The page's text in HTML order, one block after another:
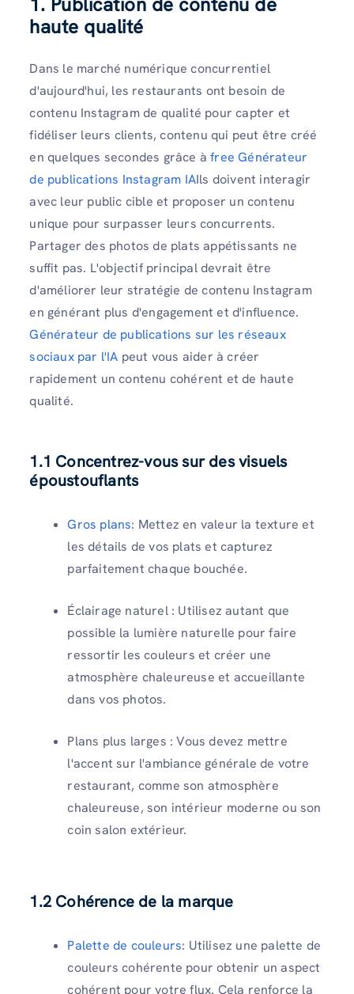
haute qualité
Dans le marché numérique concurrentiel
d'aujourd'hui, les restaurants ont besoin de
contenu Instagram de qualité pour capter et
fidéliser leurs clients, contenu qui peut être créé
en quelques secondes grâce à free Générateur
de publications Instagram IAIls doivent interagir
avec leur public cible et proposer un contenu
unique pour surpasser leurs concurrents.
Partager des photos de plats appétissants ne
suffit pas. L'objectif principal devrait être
d'améliorer leur stratégie de contenu Instagram
en générant plus d'engagement et d'influence.
Générateur de publications sur les réseaux
sociaux par l'IA peut vous aider à créer
rapidement un contenu cohérent et de haute
qualité.
1.1 Concentrez-vous sur des visuels
époustouflants
Gros plans: Mettez en valeur la texture et
les détails de vos plats et capturez
parfaitement chaque bouchée.
Éclairage naturel : Utilisez autant que
possible la lumière naturelle pour faire
ressortir les couleurs et créer une
atmosphère chaleureuse et accueillante
dans vos photos.
Plans plus larges : Vous devez mettre
l'accent sur l'ambiance générale de votre
restaurant, comme son atmosphère
chaleureuse, son intérieur moderne ou son
coin salon extérieur.
1.2 Cohérence de la marque
Palette de couleurs: Utilisez une palette de
couleurs cohérente pour obtenir un aspect
cohérent pour votre flux. Cela renforce la